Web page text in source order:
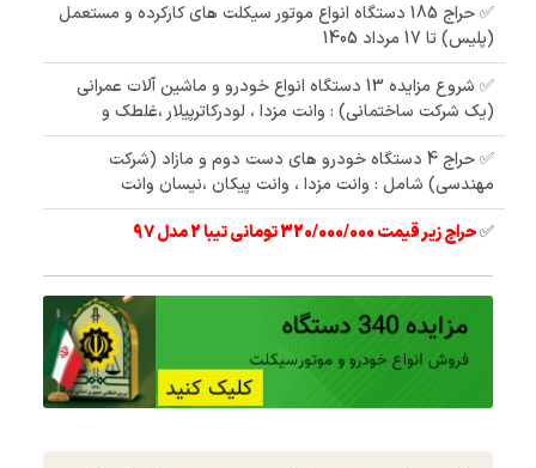
✅ حراج 185 دستگاه انواع موتور سیکلت های کارکرده و مستعمل
(پلیس) تا 17 مرداد 1405
✅ شروع مزایده 13 دستگاه انواع خودرو و ماشین آلات عمرانی
(یک شرکت ساختمانی) : وانت مزدا ، لودرکاترپیلار ،غلطک و
✅ حراج 4 دستگاه خودرو های دست دوم و مازاد (شرکت
مهندسی) شامل : وانت مزدا ، وانت پیکان ،نیسان وانت
✅حراج زیر قیمت 320/000/000 تومانی تیبا 2 مدل 97